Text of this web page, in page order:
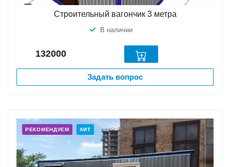
Строительный вагончик 3 метра
В наличии
132000
Задать вопрос
РЕКОМЕНДУЕМ ХИТ